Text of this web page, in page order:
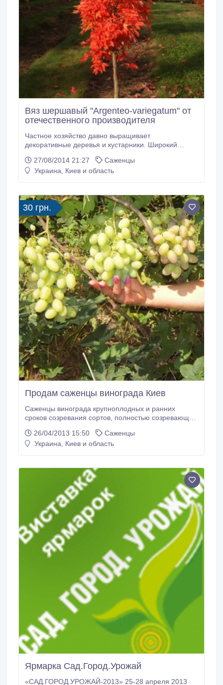
Вяз шершавый "Argenteo-variegatum" от
отечественного производителя
Частное хозяйство давно выращивает
декоративные деревья и кустарники. Широкий
крупномеров - формирован штамб, крона,
корневая. Растения ухоженные, домашние.
посадочный сервис.
27/08/2014 21:27
Саженцы
Украина, Киев и область
30 грн.
Продам саженцы винограда Киев
Саженцы винограда крупноплодных и ранних
сроков созревания сортов, полностью созревающих
Августин (Плевен), Аркадия, Валентина, Водограй,
Глаша, Галбена Ноу, Кодрянка, Кубань, Ливия,
подарок Запорожью, Подарок Запорожью, Подарок
Новочеркасска.
26/04/2013 15:50
Саженцы
Украина, Киев и область
Ярмарка Сад.Город.Урожай
«САД.ГОРОД.УРОЖАЙ-2013» 25-28 апреля 2013